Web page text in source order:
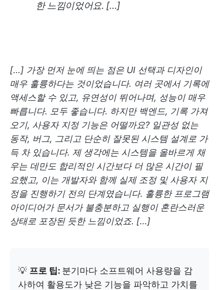
한 느낌이었어요. […]
[…] 가장 먼저 눈에 띄는 점은 UI 선택과 디자인이
매우 훌륭하다는 것이었습니다. 여러 곳에서 기록에
액세스할 수 있고, 유연성이 뛰어나며, 성능이 매우
빠릅니다. 모두 좋습니다. 하지만 백엔드, 기록 가져
오기, 사용자 지정 기능은 어떨까요? 일관성 없는
동작, 버그, 그리고 단순히 잘못된 시스템 설계로 가
득 차 있습니다. 제 생각에는 시스템을 올바르게 채
우는 데만도 합리적인 시간보다 더 많은 시간이 필
요했고, 이는 개발자와 함께 실제 조정 및 사용자 지
정을 진행하기 전의 단계였습니다. 훌륭한 프로그램
아이디어가 문서가 불충분하고 실행이 혼란스러운
상태로 포장된 듯한 느낌이었죠. […]
💡 프로 팁: 분기마다 소프트웨어 사용량을 감
사하여 활용도가 낮은 기능을 파악하고 가치를